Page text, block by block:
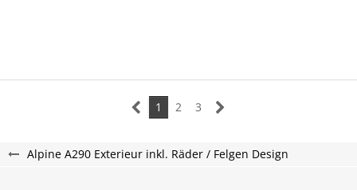
1 2 3
Alpine A290 Exterieur inkl. Räder / Felgen Design